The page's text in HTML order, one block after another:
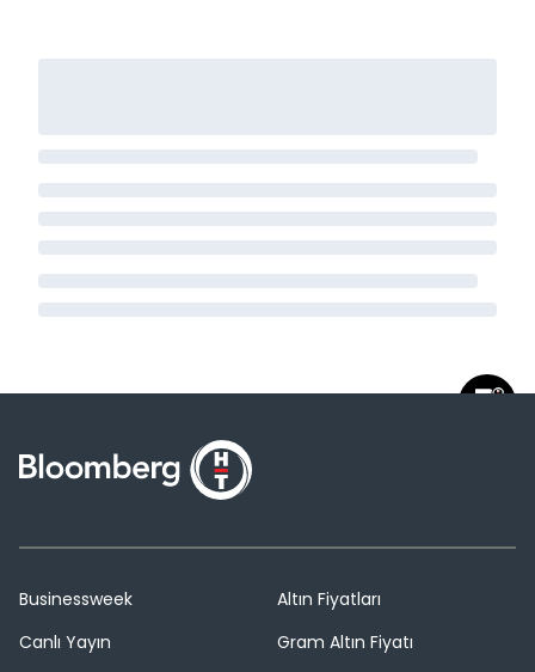
Businessweek
Canlı Yayın
Altın Fiyatları
Gram Altın Fiyatı